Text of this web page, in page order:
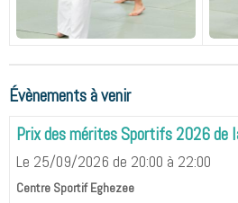
Évènements à venir
Prix des mérites Sportifs 2026 de
Le 25/09/2026 de 20:00 à 22:00
Centre Sportif Eghezee